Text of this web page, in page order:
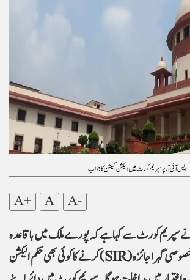
ایس آئی آر پر سپریم کورٹ میں الیکشن کمیشن کا جواب
A+ A A-
نے سپریم کورٹ سے کہا ہے کہ پورے ملک میں باقاعدہ
وقفوں پر ووٹر لسٹ کا خصوصی گہرا جائزہ (SIR) کرنے کا کوئی بھی حکم الیکشن